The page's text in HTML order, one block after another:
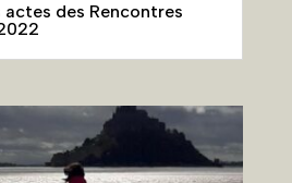
des Rencontres